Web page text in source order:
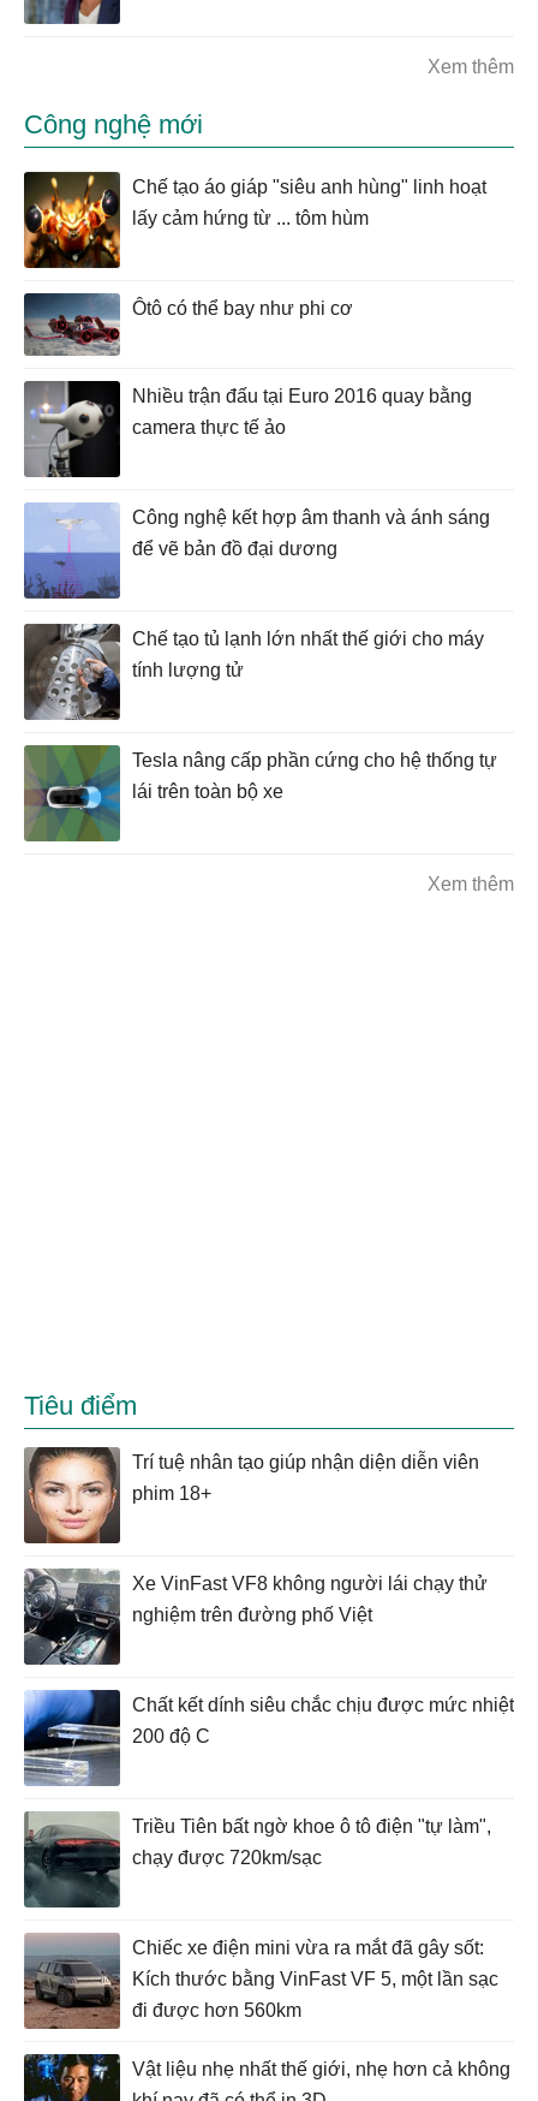
Xem thêm
Công nghệ mới
Chế tạo áo giáp "siêu anh hùng" linh hoạt
lấy cảm hứng từ ... tôm hùm
Ôtô có thể bay như phi cơ
Nhiều trận đấu tại Euro 2016 quay bằng
camera thực tế ảo
Công nghệ kết hợp âm thanh và ánh sáng
để vẽ bản đồ đại dương
Chế tạo tủ lạnh lớn nhất thế giới cho máy
tính lượng tử
Tesla nâng cấp phần cứng cho hệ thống tự
lái trên toàn bộ xe
Xem thêm
Tiêu điểm
Trí tuệ nhân tạo giúp nhận diện diễn viên
phim 18+
Xe VinFast VF8 không người lái chạy thử
nghiệm trên đường phố Việt
Chất kết dính siêu chắc chịu được mức nhiệt
200 độ C
Triều Tiên bất ngờ khoe ô tô điện "tự làm",
chạy được 720km/sạc
Chiếc xe điện mini vừa ra mắt đã gây sốt:
Kích thước bằng VinFast VF 5, một lần sạc
đi được hơn 560km
Vật liệu nhẹ nhất thế giới, nhẹ hơn cả không